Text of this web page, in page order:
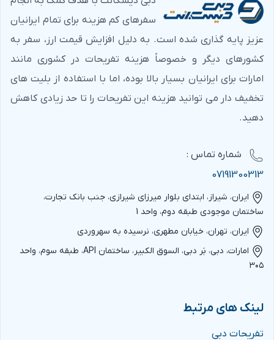
دیسکانت را مطالعه کنید.
به بودجه خود برای رنت لیموزین و هزینه‌های جانبی توجه
کنید.
در صورت سوال یا مشکل در هر مرحله از فرآیند رنت، می
توانید با تیم پشتیبانی دبی دیسکانت تماس بگیرید.</l
سفرهای کم هزینه برای تمام ایرانیان
عزیز پایه گذاری شده است. به دلیل افزایش قیمت ارز، سفر به
کشورهای دیگر و خصوصاً هزینه تفریحات در کشوری مانند
امارات برای ایرانیان بسیار بالا بوده، اما با استفاده از بلیت های
تخفیف دار می توانید هزینه این تفریحات را تا حد زیادی کاهش
دهید.
شماره‌ تماس :
07191300313
ایران، شیراز، ابتدای بلوار میرزای شیرازی، جنب بانک تجارت،
ساختمان موجودی طبقه دوم، واحد 1
ایران، تهران، خیابان مطهری، نرسیده به سهروردی
امارات، دبی، بَر دبی، السوق الکبیر، ساختمان API، طبقه سوم، واحد
۳۰۵
لینک های مرتبط
تفریحات دبی